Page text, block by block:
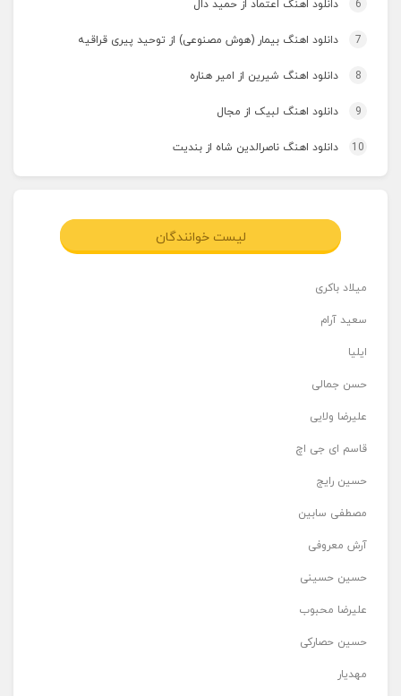
6 دانلود اهنگ اعتماد از حمید دال
7 دانلود اهنگ بیمار (هوش مصنوعی) از توحید پیری قراقیه
8 دانلود اهنگ شیرین از امیر هناره
9 دانلود اهنگ لبیک از مجال
10 دانلود اهنگ ناصرالدین شاه از بندیت
لیست خوانندگان
میلاد باکری
سعید آرام
ایلیا
حسن جمالی
علیرضا ولایی
قاسم ای جی اچ
حسین رایج
مصطفی سابین
آرش معروفی
حسین حسینی
علیرضا محبوب
حسین حصارکی
مهدیار